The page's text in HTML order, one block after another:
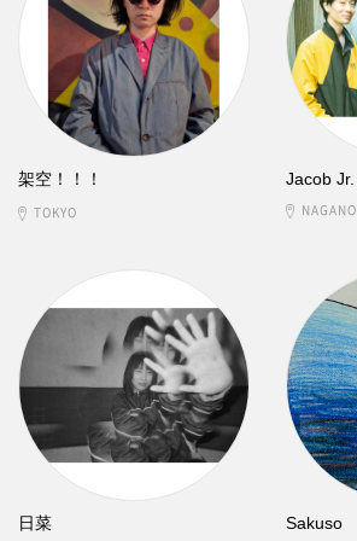
架空！！！
TOKYO
Jacob Jr.
NAGANO
日菜 Sakuso